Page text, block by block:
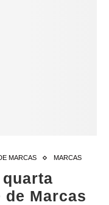
MARCAS MARCAS
Marcas